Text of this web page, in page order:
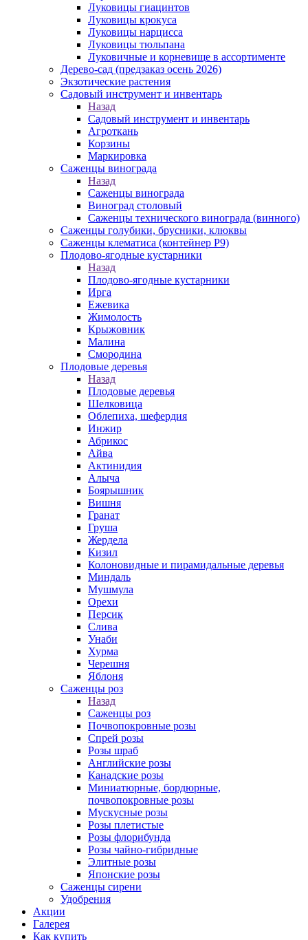
Луковицы гиацинтов
Луковицы крокуса
Луковицы нарцисса
Луковицы тюльпана
Луковичные и корневище в ассортименте
Дерево-сад (предзаказ осень 2026)
Экзотические растения
Садовый инструмент и инвентарь
Назад
Садовый инструмент и инвентарь
Агроткань
Корзины
Маркировка
Саженцы винограда
Назад
Саженцы винограда
Виноград столовый
Саженцы технического винограда (винного)
Саженцы голубики, брусники, клюквы
Саженцы клематиса (контейнер Р9)
Плодово-ягодные кустарники
Назад
Плодово-ягодные кустарники
Ирга
Ежевика
Жимолость
Крыжовник
Малина
Смородина
Плодовые деревья
Назад
Плодовые деревья
Шелковица
Облепиха, шефердия
Инжир
Абрикос
Айва
Актинидия
Алыча
Боярышник
Вишня
Гранат
Груша
Жердела
Кизил
Колоновидные и пирамидальные деревья
Миндаль
Мушмула
Орехи
Персик
Слива
Унаби
Хурма
Черешня
Яблоня
Саженцы роз
Назад
Саженцы роз
Почвопокровные розы
Спрей розы
Розы шраб
Английские розы
Канадские розы
Миниатюрные, бордюрные,
почвопокровные розы
Мускусные розы
Розы плетистые
Розы флорибунда
Розы чайно-гибридные
Элитные розы
Японские розы
Саженцы сирени
Удобрения
Акции
Галерея
Как купить